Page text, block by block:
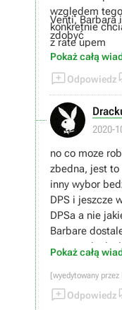
względem
konkretnie
z rate upem
Venti, Barbara
zdobyć
Pokaż całą
Odpowiedz
2020-
no co moze
zbedna, jest
inny wybor
DPS i jeszcze
DPSa a nie
Barbare
promocyjnej
Pokaż całą
[wyedytowany
Odpowiedz